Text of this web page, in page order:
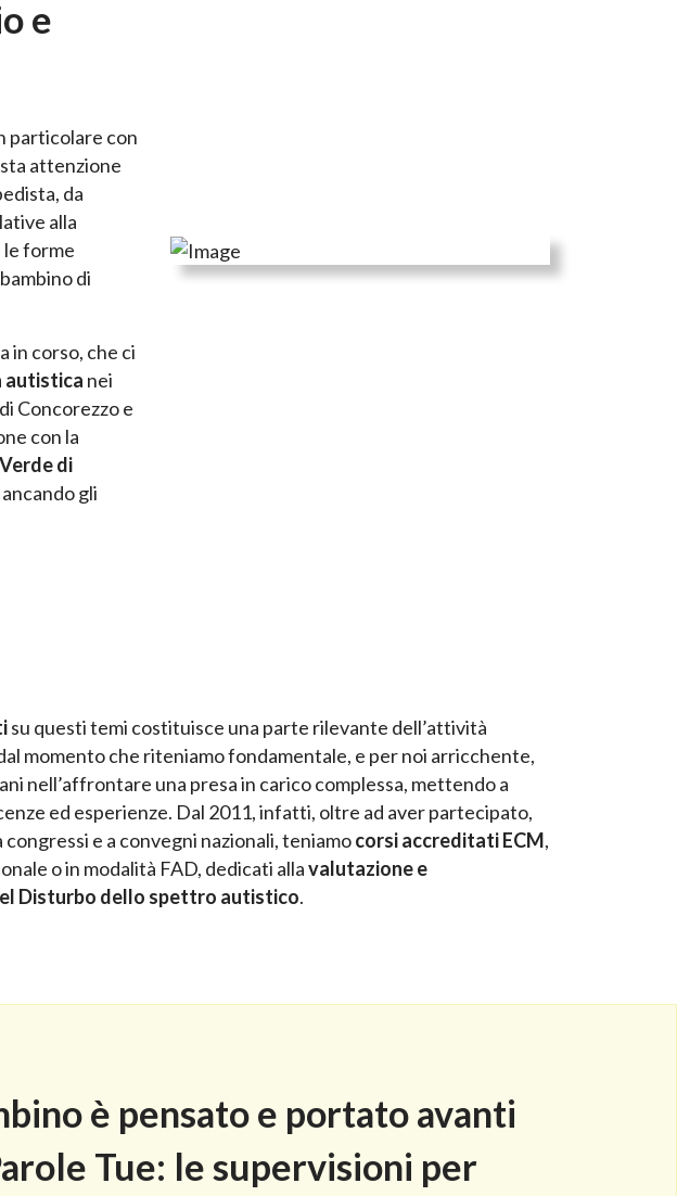
e
particolare con
attenzione
da
alla
le forme
di
in corso, che ci
autistica nei
Concorezzo e
con la
di
gli
su questi temi costituisce una parte rilevante dell’attività
momento che riteniamo fondamentale, e per noi arricchente,
nell’affrontare una presa in carico complessa, mettendo a
ed esperienze. Dal 2011, infatti, oltre ad aver partecipato,
e a convegni nazionali, teniamocorsi accreditati ECM,
o in modalità FAD, dedicati allavalutazione e
Disturbo dello spettro autistico.
è pensato e portato avanti
Tue: le supervisioni per